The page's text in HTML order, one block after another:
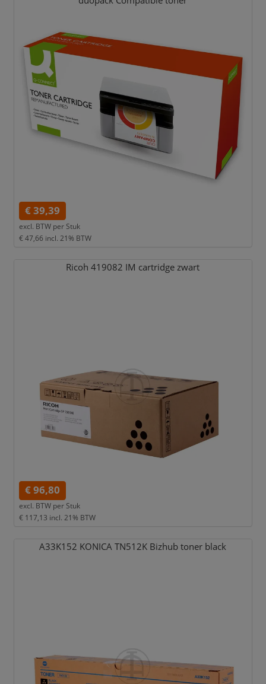
€ 39,39
excl. BTW per Stuk
€ 47,66 incl. 21% BTW
Ricoh 419082 IM cartridge zwart
€ 96,80
excl. BTW per Stuk
€ 117,13 incl. 21% BTW
A33K152 KONICA TN512K Bizhub toner black